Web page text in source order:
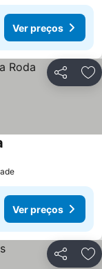
Ver preços
Partilhar
Ver preços
Partilhar